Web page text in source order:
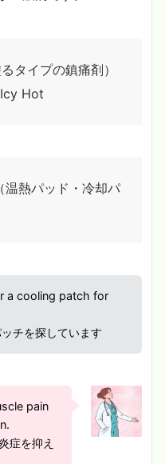
タイプの鎮痛剤）
Hot
熱パッド・冷却パ
a cooling patch for
チを探しています
pain
症を抑え